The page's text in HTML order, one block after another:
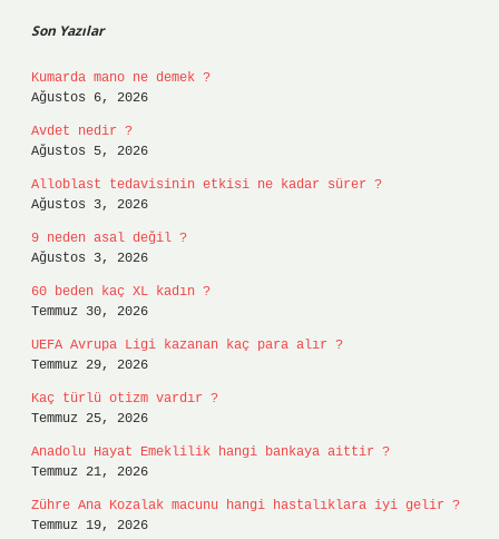
Son Yazılar
Kumarda mano ne demek ?
Ağustos 6, 2026
Avdet nedir ?
Ağustos 5, 2026
Alloblast tedavisinin etkisi ne kadar sürer ?
Ağustos 3, 2026
9 neden asal değil ?
Ağustos 3, 2026
60 beden kaç XL kadın ?
Temmuz 30, 2026
UEFA Avrupa Ligi kazanan kaç para alır ?
Temmuz 29, 2026
Kaç türlü otizm vardır ?
Temmuz 25, 2026
Anadolu Hayat Emeklilik hangi bankaya aittir ?
Temmuz 21, 2026
Zühre Ana Kozalak macunu hangi hastalıklara iyi gelir ?
Temmuz 19, 2026